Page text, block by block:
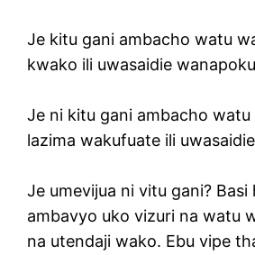
Je kitu gani ambacho watu
kwako ili uwasaidie
Je ni kitu gani ambacho
lazima wakufuate ili
Je umevijua ni vitu gani?
ambavyo uko vizuri na watu
na utendaji wako. Ebu vipe